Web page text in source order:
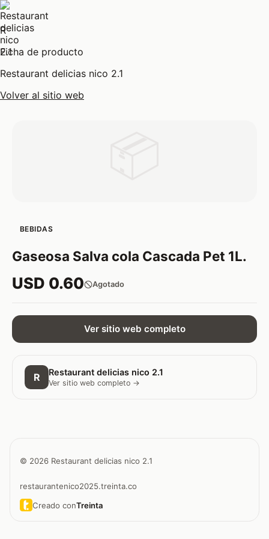
R
Ficha de producto
Restaurant delicias nico 2.1
Volver al sitio web
BEBIDAS
Gaseosa Salva cola Cascada Pet 1L.
USD 0.60 Agotado
Ver sitio web completo
R Restaurant delicias nico 2.1
Ver sitio web completo →
© 2026 Restaurant delicias nico 2.1
restaurantenico2025.treinta.co
Creado conTreinta